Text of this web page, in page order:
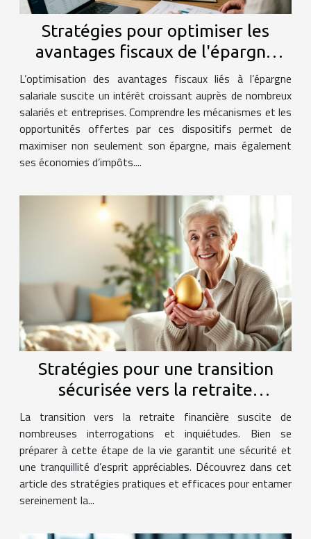
Stratégies pour optimiser les
avantages fiscaux de l'épargne
salariale
L’optimisation des avantages fiscaux liés à l’épargne
salariale suscite un intérêt croissant auprès de nombreux
salariés et entreprises. Comprendre les mécanismes et les
opportunités offertes par ces dispositifs permet de
maximiser non seulement son épargne, mais également
ses économies d’impôts....
Stratégies pour une transition
sécurisée vers la retraite
financière
La transition vers la retraite financière suscite de
nombreuses interrogations et inquiétudes. Bien se
préparer à cette étape de la vie garantit une sécurité et
une tranquillité d’esprit appréciables. Découvrez dans cet
article des stratégies pratiques et efficaces pour entamer
sereinement la...